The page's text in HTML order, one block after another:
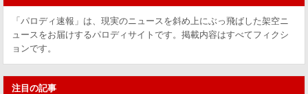
「パロディ速報」は、現実のニュースを斜め上にぶっ飛ばした架空ニ
ュースをお届けするパロディサイトです。掲載内容はすべてフィクシ
ョンです。
注目の記事